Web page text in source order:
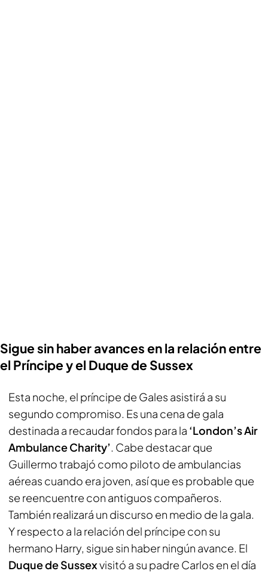
Sigue sin haber avances en la relación entre
el Príncipe y el Duque de Sussex
Esta noche, el príncipe de Gales asistirá a su
segundo compromiso. Es una cena de gala
destinada a recaudar fondos para la ‘London’s Air
Ambulance Charity’. Cabe destacar que
Guillermo trabajó como piloto de ambulancias
aéreas cuando era joven, así que es probable que
se reencuentre con antiguos compañeros.
También realizará un discurso en medio de la gala.
Y respecto a la relación del príncipe con su
hermano Harry, sigue sin haber ningún avance. El
Duque de Sussexvisitó a su padre Carlos en el día